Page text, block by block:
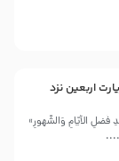
اربعین نزد
فَضلِ الأيّامِ وَالشُّهورِ»